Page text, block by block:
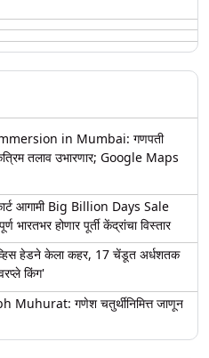
in Mumbai: गणपती
तलाव उभारणार; Google Maps
आगामी Big Billion Days Sale
भारतभर होणार पूर्ती केंद्रांचा विस्तार
हेडने केला कहर, 17 चेंडूत अर्धशतक
किंग'
गणेश चतुर्थीनिमित्त जाणून